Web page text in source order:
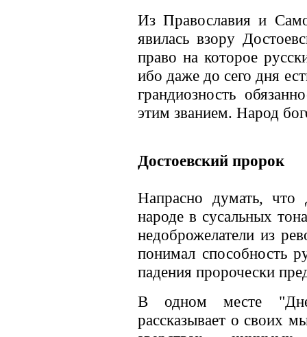
Из Православия и
явилась взору
право на которое
ибо даже до сего дня
грандиозность
этим званием. Народ
Достоевский пророк
Напрасно думать, что
народе в сусальных
недоброжелатели из
понимал способность
падения пророчески
В одном месте
рассказывает о своих